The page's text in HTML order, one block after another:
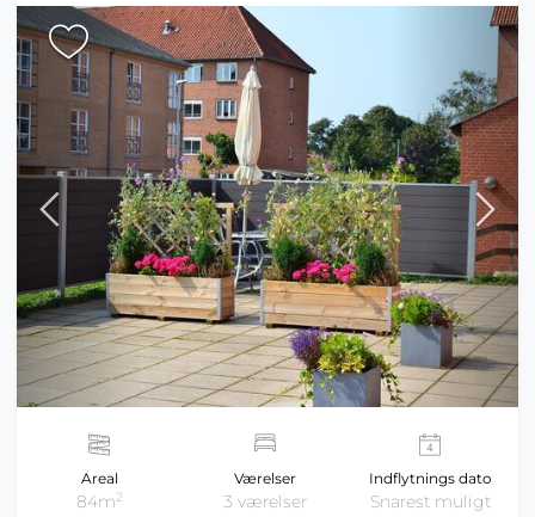
Areal
84m2
Værelser
3 værelser
Indflytnings dato
Snarest muligt